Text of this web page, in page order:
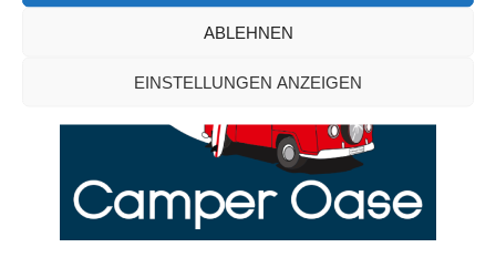
ABLEHNEN
EINSTELLUNGEN ANZEIGEN